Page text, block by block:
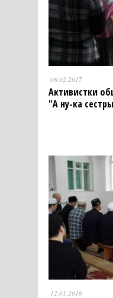
08.02.2017
Активистки
"А ну-ка
12.01.2016